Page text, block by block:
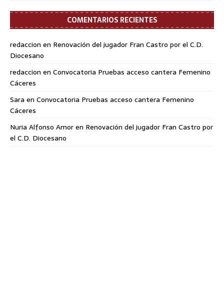
COMENTARIOS RECIENTES
redaccion en Renovación del jugador Fran Castro por el C.D.
Diocesano
redaccion en Convocatoria Pruebas acceso cantera Femenino
Cáceres
Sara en Convocatoria Pruebas acceso cantera Femenino
Cáceres
Nuria Alfonso Amoren Renovación del jugador Fran Castro por
el C.D. Diocesano